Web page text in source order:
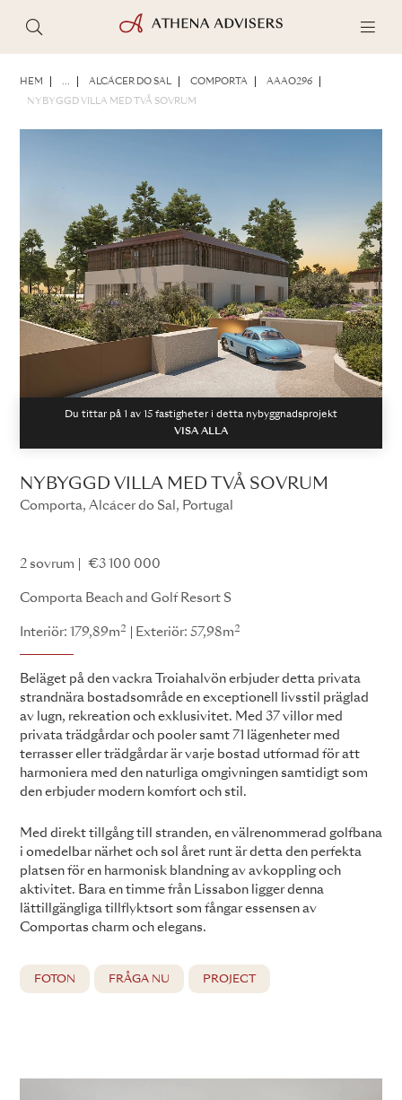
HEM ... ALCÁCER DO SAL COMPORTA AAAO296
NYBYGGD VILLA MED TVÅ SOVRUM
Du tittar på 1 av 15 fastigheter i detta nybyggnadsprojekt
VISA ALLA
NYBYGGD VILLA MED TVÅ SOVRUM
Comporta, Alcácer do Sal, Portugal
2 sovrum €3 100 000
Comporta Beach and Golf Resort S
Interiör: 179,89m2 Exteriör: 57,98m2
Beläget på den vackra Troiahalvön erbjuder detta privata
strandnära bostadsområde en exceptionell livsstil präglad
av lugn, rekreation och exklusivitet. Med 37 villor med
privata trädgårdar och pooler samt 71 lägenheter med
terrasser eller trädgårdar är varje bostad utformad för att
harmoniera med den naturliga omgivningen samtidigt som
den erbjuder modern komfort och stil.
Med direkt tillgång till stranden, en välrenommerad golfbana
i omedelbar närhet och sol året runt är detta den perfekta
platsen för en harmonisk blandning av avkoppling och
aktivitet. Bara en timme från Lissabon ligger denna
lättillgängliga tillflyktsort som fångar essensen av
Comportas charm och elegans.
FOTON FRÅGA NU PROJECT